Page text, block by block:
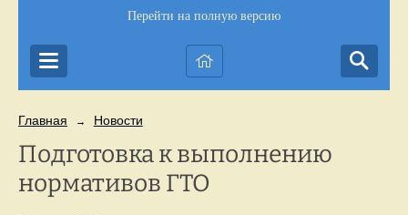
Перейти на полную версию
Главная → Новости
Подготовка к выполнению
нормативов ГТО